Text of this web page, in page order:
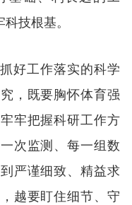
技根基。
好工作落实的科学
，既要胸怀体育强
牢把握科研工作方
次监测、每一组数
严谨细致、精益求
越要盯住细节、守